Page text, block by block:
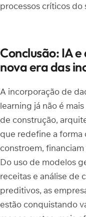
processos críticos do
Conclusão: IA
nova era das
A incorporação de
learning já não é
de construção,
que redefine a forma
constroem,
Do uso de modelos
receitas e análise de
preditivos, as
estão conquistando